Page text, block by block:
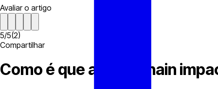
Avaliar o artigo
5/5(2)
Compartilhar
Como é que a blockchain